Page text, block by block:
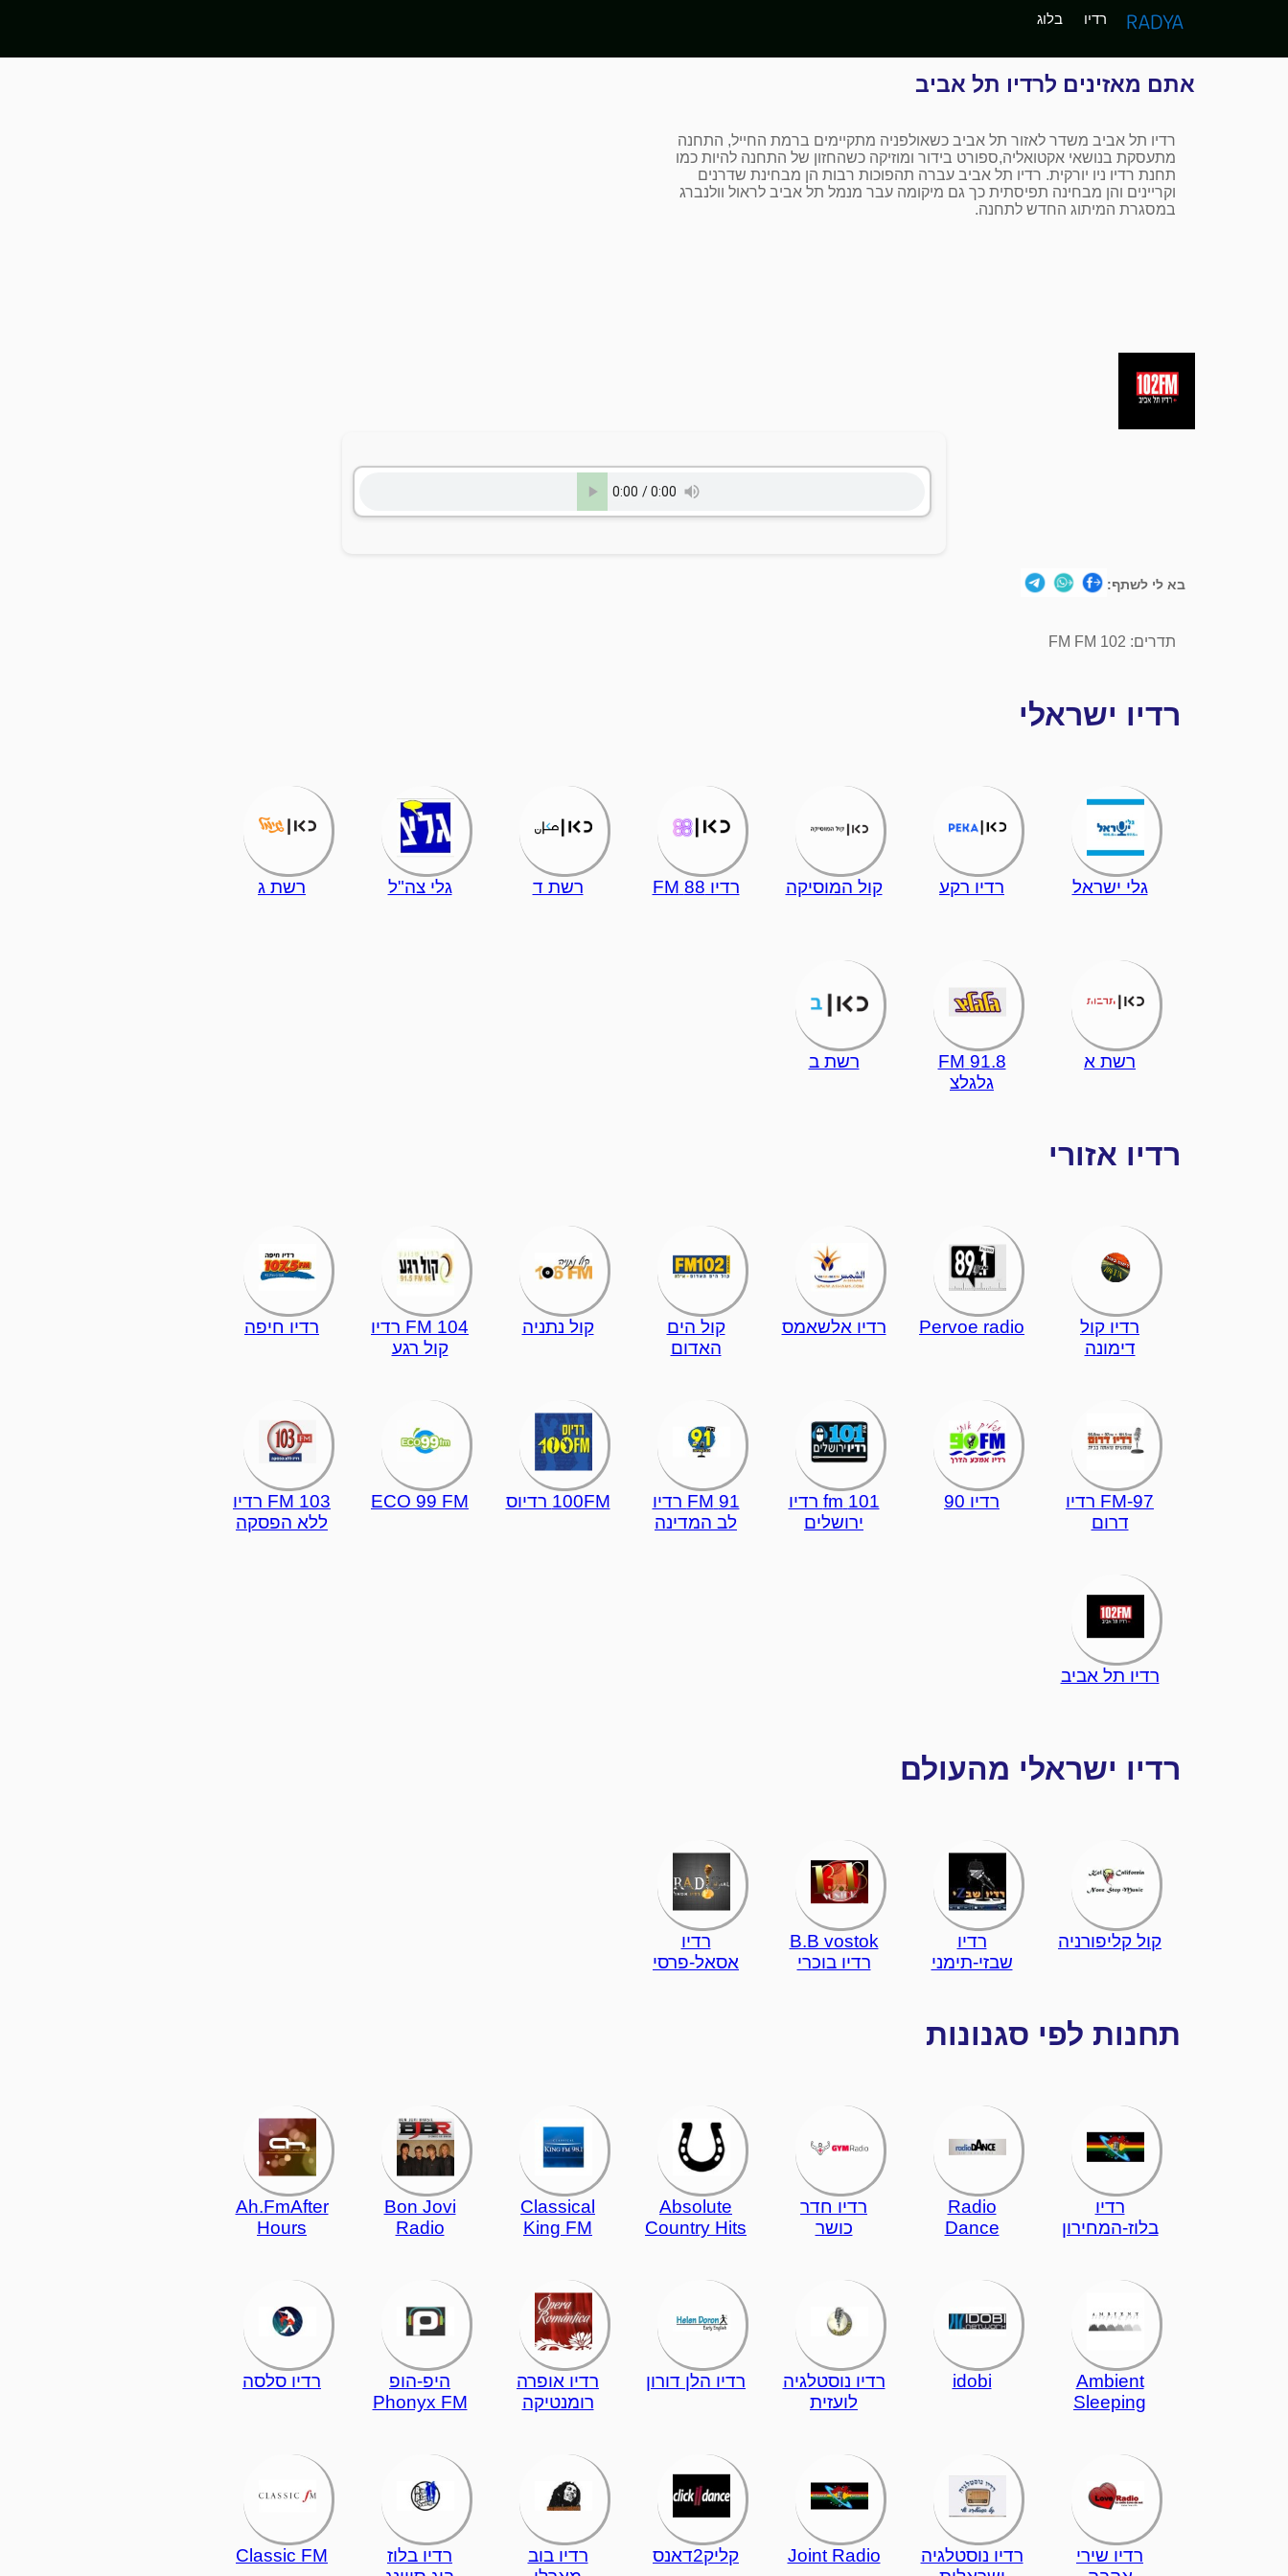
רדיו בלוג
אתם מאזינים לרדיו תל אביב
רדיו תל אביב משדר לאזור תל אביב כשאולפניה מתקיימים ברמת החייל, התחנה
מתעסקת בנושאי אקטואליה,ספורט בידור ומוזיקה כשהחזון של התחנה להיות כמו
תחנת רדיו ניו יורקית. רדיו תל אביב עברה תהפוכות רבות הן מבחינת שדרנים
וקריינים והן מבחינה תפיסתית כך גם מיקומה עבר מנמל תל אביב לראול וולנברג
במסגרת המיתוג החדש לתחנה.
בא לי לשתף:
תדרים: 102 FM FM
רדיו ישראלי
גלי ישראל רדיו רקע קול המוסיקה רדיו 88 FM רשת ד גלי צה"ל רשת ג
רשת א
91.8 FM
גלגלצ
רשת ב
רדיו אזורי
רדיו קול
דימונה
Pervoe radio רדיו אלשאמס
קול הים
האדום
קול נתניה
104 FM רדיו
קול רגע
רדיו חיפה
97-FM רדיו
דרום
רדיו 90
101 fm רדיו
ירושלים
91 FM רדיו
לב המדינה
100FM רדיוס ECO 99 FM
103 FM רדיו
ללא הפסקה
רדיו תל אביב
רדיו ישראלי מהעולם
קול קליפורניה
רדיו
שבזי-תימני
B.B vostok
רדיו בוכרי
רדיו
אסאל-פרסי
תחנות לפי סגנונות
רדיו
בלוז-המחירון
Radio
Dance
רדיו חדר
כושר
Absolute
Country Hits
Classical
King FM
Bon Jovi
Radio
Ah.FmAfter
Hours
Ambient
Sleeping
idobi
רדיו נוסטלגיה
לועזית
רדיו הלן דורון
רדיו אופרה
רומנטיקה
היפ-הופ
Phonyx FM
רדיו סלסה
רדיו שירי
רדיו נוסטלגיה
Joint Radio קליק2דאנס
רדיו בוב
רדיו בלוז
Classic FM